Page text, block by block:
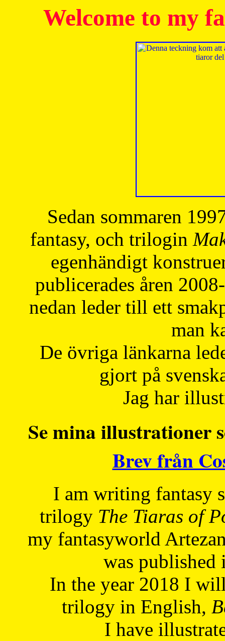
Welcome to my
Sedan sommaren
fantasy, och trilogin
egenhändigt
publicerades åren
nedan leder till ett
man
De övriga länkarna
gjort på
Jag har
Se mina illustrationer
Brev från
I am writing fantasy
trilogy The Tiaras of
my fantasyworld
was published
In the year 2018 I
trilogy in English,
I have